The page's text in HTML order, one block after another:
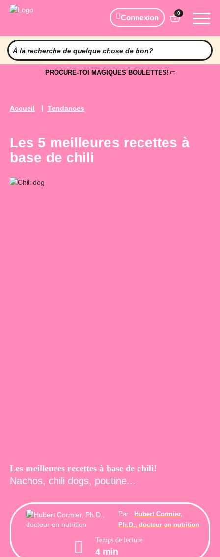
Connexion
0
PROCURE-TOI MAGIQUES BOULETTES!
Accueil Tendances
Les 5 meilleures recettes à
base de chili
Les meilleures recettes à base de chili!
Nachos, chili dogs, poutine...
Par : Hubert Cormier,
Ph.D., docteur en nutrition
Temps de lecture
4 min